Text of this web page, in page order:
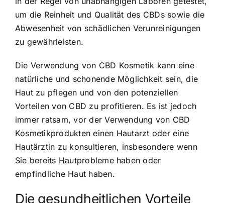
um die Reinheit und Qualität des CBDs sowie die
Abwesenheit von schädlichen Verunreinigungen
zu gewährleisten.
Die Verwendung von CBD Kosmetik kann eine
natürliche und schonende Möglichkeit sein, die
Haut zu pflegen und von den potenziellen
Vorteilen von CBD zu profitieren. Es ist jedoch
immer ratsam, vor der Verwendung von CBD
Kosmetikprodukten einen Hautarzt oder eine
Hautärztin zu konsultieren, insbesondere wenn
Sie bereits Hautprobleme haben oder
empfindliche Haut haben.
Die gesundheitlichen Vorteile